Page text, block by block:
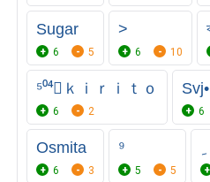
ㅤㅤㅤㅤㅤㅤㅤㅤㅤㅤㅤSugar
6 5
>
6 10
⁵⁰⁴᭄ｋｉｒｉｔｏ
6 2 6
Osmita
6 3
⁹
5 5